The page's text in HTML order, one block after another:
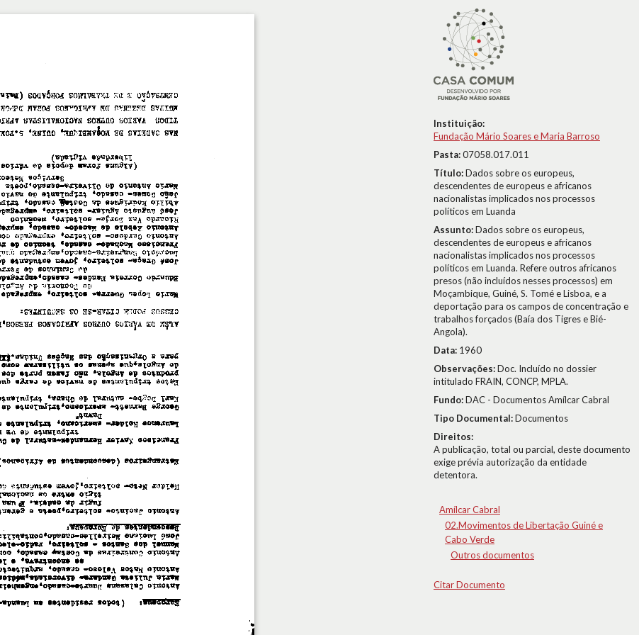
Instituição:
Fundação Mário Soares e Maria Barroso
Pasta:07058.017.011
Título:Dados sobre os europeus,
descendentes de europeus e africanos
nacionalistas implicados nos processos
políticos em Luanda
Assunto:Dados sobre os europeus,
descendentes de europeus e africanos
nacionalistas implicados nos processos
políticos em Luanda. Refere outros africanos
presos (não incluídos nesses processos) em
Moçambique, Guiné, S. Tomé e Lisboa, e a
deportação para os campos de concentração e
trabalhos forçados (Baía dos Tigres e Bié-
Angola).
Data: 1960
Observações:Doc. Incluído no dossier
intitulado FRAIN, CONCP, MPLA.
Fundo:DAC - Documentos Amílcar Cabral
Tipo Documental:Documentos
Direitos:
A publicação, total ou parcial, deste documento
exige prévia autorização da entidade
detentora.
Amílcar Cabral
02.Movimentos de Libertação Guiné e
Cabo Verde
Outros documentos
Citar Documento